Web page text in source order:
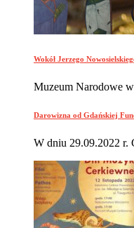
Wokół Jerzego
Muzeum Narodowe
Darowizna od Gdańskiej
W dniu 29.09.2022 r.